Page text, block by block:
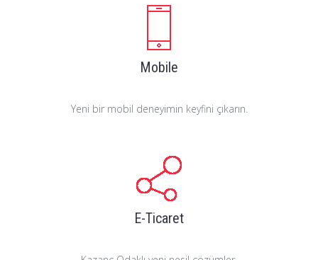
Mobile
Yeni bir mobil deneyimin keyfini çıkarın.
E-Ticaret